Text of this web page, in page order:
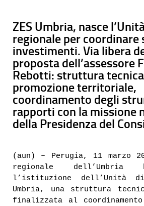
ZES Umbria, nasce
regionale per coordinare
investimenti. Via libera
proposta dell’assessore
Rebotti: struttura
promozione territoriale,
coordinamento degli
rapporti con la missione
della Presidenza del
(aun) – Perugia, 11 marzo
regionale dell’Umbria
l’istituzione dell’Unità di
Umbria, una struttura
finalizzata al